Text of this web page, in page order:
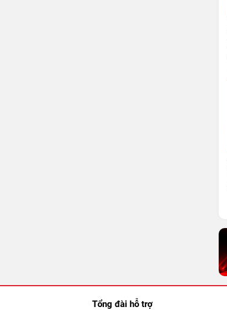
Tổng đài hỗ trợ